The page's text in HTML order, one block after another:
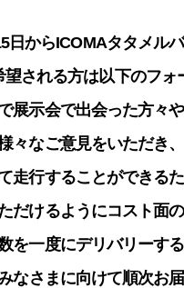
日からICOMAタタメル
望される方は以下のフォ
展示会で出会った方々
々なご意見をいただき
走行することができる
だけるようにコスト面
を一度にデリバリーす
なさまに向けて順次お